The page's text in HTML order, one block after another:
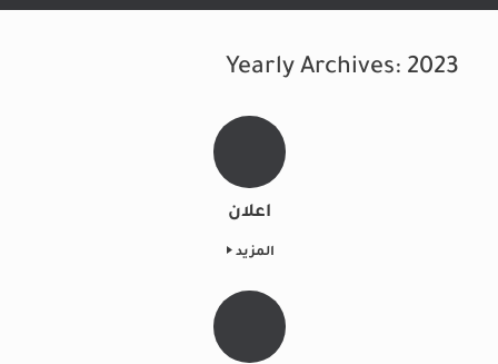
Yearly Archives: 2023
اعلان
المزيد